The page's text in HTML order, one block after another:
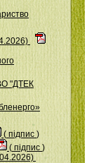
"ДТЕК
( підпис )
( підпис )